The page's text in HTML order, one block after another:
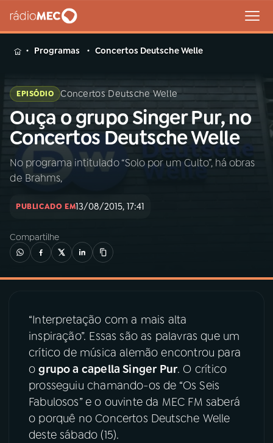
MENU
Buscar
na
Rádio
MEC
Buscar
02A RÁDIO
04PROGRAMAS
05PODCASTS
06VIDEOCASTS
Programas Concertos Deutsche Welle
EPISÓDIO Concertos Deutsche Welle
Ouça o grupo Singer Pur, no
Concertos Deutsche Welle
No programa intitulado “Solo por um Culto”, há obras
de Brahms,
PUBLICADO EM13/08/2015, 17:41
Compartilhe
“Interpretação com a mais alta
inspiração”. Essas são as palavras que um
crítico de música alemão encontrou para
ogrupo a capella Singer Pur. O crítico
prosseguiu chamando-os de “Os Seis
Fabulosos” e o ouvinte da MEC FM saberá
o porquê no Concertos Deutsche Welle
deste sábado (15).